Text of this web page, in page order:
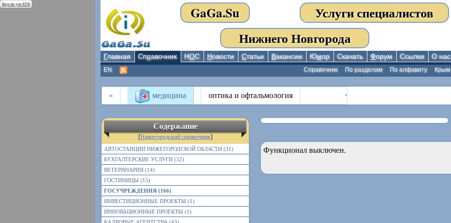
Версия для КПК GaGa.Su
Услуги специалистов
Нижнего Новгорода
Главная Справочник НОС Новости Статьи Вакансии Юмор Скачать Форум Ссылки О нас
Крым
По алфавиту
По разделам
Справочник
EN
« медицина оптика и офтальмология .
Содержание
[Нижегородский справочник]
АВТОСТАНЦИИ НИЖЕГОРОДСКОЙ ОБЛАСТИ (31)
БУХГАЛТЕРСКИЕ УСЛУГИ (32)
ВЕТЕРИНАРИЯ (14)
ГОСТИНИЦЫ (15)
ГОСУЧРЕЖДЕНИЯ (166)
ИНВЕСТИЦИОННЫЕ ПРОЕКТЫ (1)
ИННОВАЦИОННЫЕ ПРОЕКТЫ (1)
Функционал выключен.